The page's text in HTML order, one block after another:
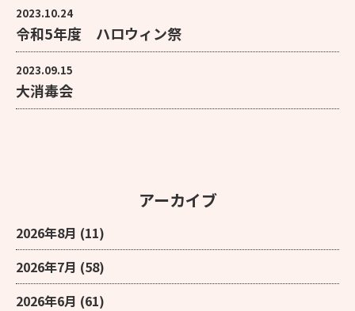
2023.10.24
令和5年度 ハロウィン祭
2023.09.15
大消毒会
アーカイブ
2026年8月 (11)
2026年7月 (58)
2026年6月 (61)